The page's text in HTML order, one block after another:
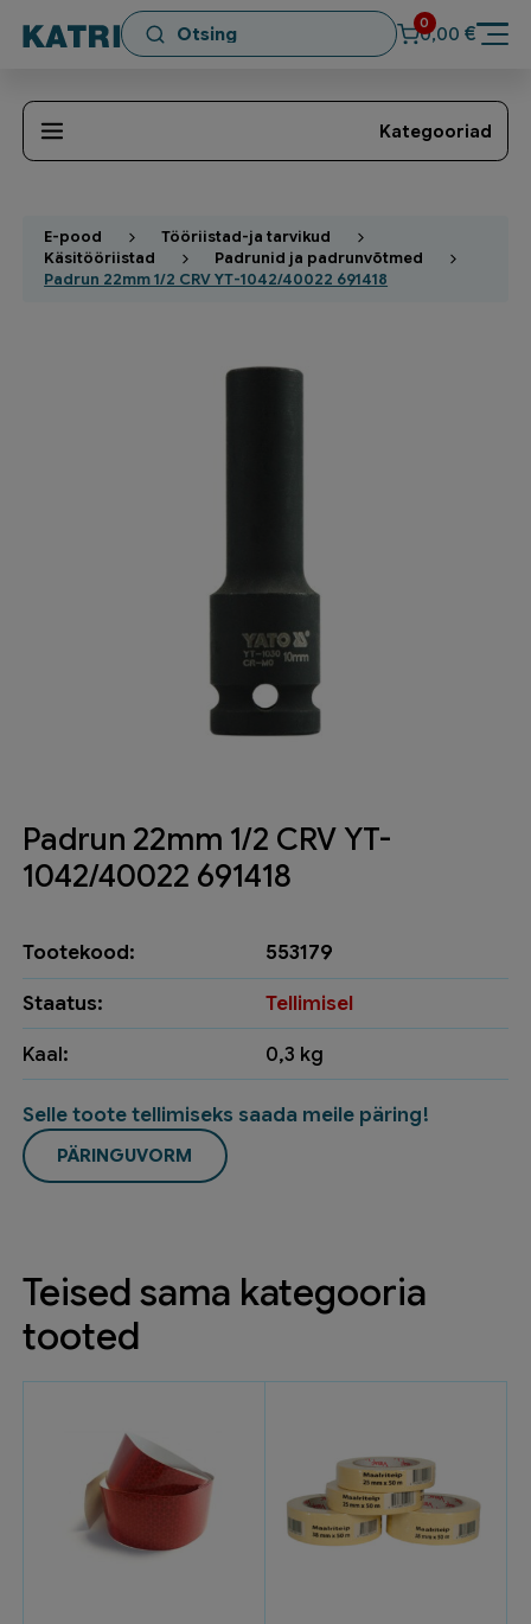
0
0,00 €
Kategooriad
E-pood
Tööriistad-ja tarvikud
Käsitööriistad
Padrunid ja padrunvõtmed
Padrun 22mm 1/2 CRV YT-1042/40022 691418
Padrun 22mm 1/2 CRV YT-
1042/40022 691418
Tootekood: 553179
Staatus: Tellimisel
Kaal: 0,3 kg
Selle toote tellimiseks saada meile päring!
PÄRINGUVORM
Teised sama kategooria
tooted